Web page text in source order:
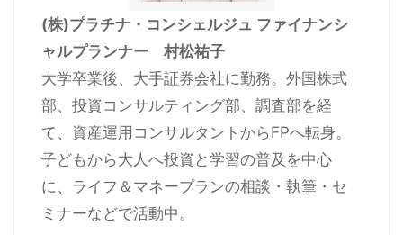
(株)プラチナ・コンシェルジュ ファイナンシ
ャルプランナー 村松祐子
大学卒業後、大手証券会社に勤務。外国株式
部、投資コンサルティング部、調査部を経
て、資産運用コンサルタントからFPへ転身。
子どもから大人へ投資と学習の普及を中心
に、ライフ＆マネープランの相談・執筆・セ
ミナーなどで活動中。